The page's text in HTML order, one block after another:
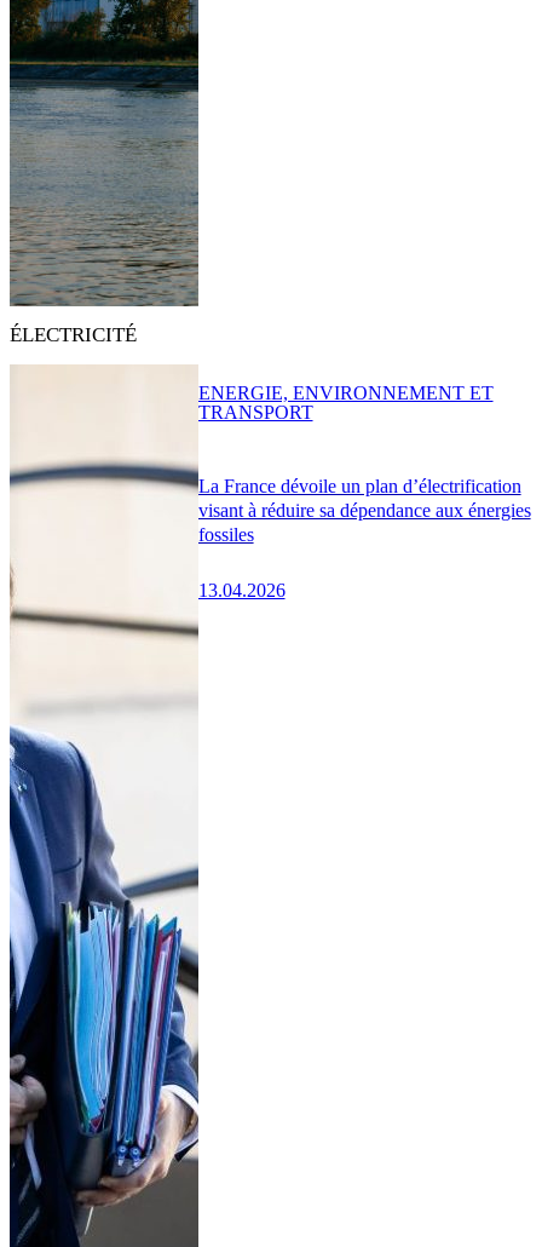
ÉLECTRICITÉ
La France dévoile un plan d’électrification
visant à réduire sa dépendance aux énergies
fossiles
13.04.2026
ENERGIE, ENVIRONNEMENT ET
TRANSPORT